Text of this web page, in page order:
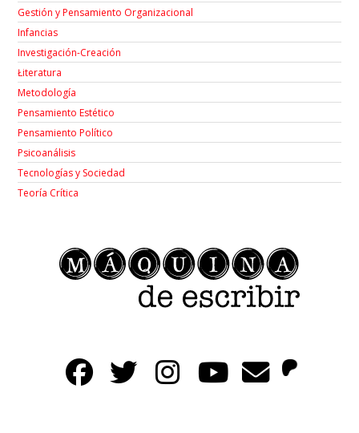
Gestión y Pensamiento Organizacional
Infancias
Investigación-Creación
Łiteratura
Metodología
Pensamiento Estético
Pensamiento Político
Psicoanálisis
Tecnologías y Sociedad
Teoría Crítica